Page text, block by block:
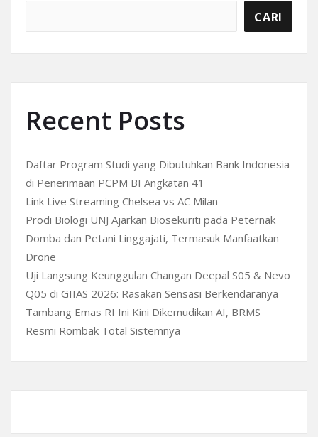
CARI
Recent Posts
Daftar Program Studi yang Dibutuhkan Bank Indonesia
di Penerimaan PCPM BI Angkatan 41
Link Live Streaming Chelsea vs AC Milan
Prodi Biologi UNJ Ajarkan Biosekuriti pada Peternak
Domba dan Petani Linggajati, Termasuk Manfaatkan
Drone
Uji Langsung Keunggulan Changan Deepal S05 & Nevo
Q05 di GIIAS 2026: Rasakan Sensasi Berkendaranya
Tambang Emas RI Ini Kini Dikemudikan AI, BRMS
Resmi Rombak Total Sistemnya